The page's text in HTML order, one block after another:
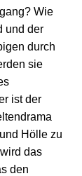
Wie
und der
durch
sie
ist der
Hölle zu
das
den